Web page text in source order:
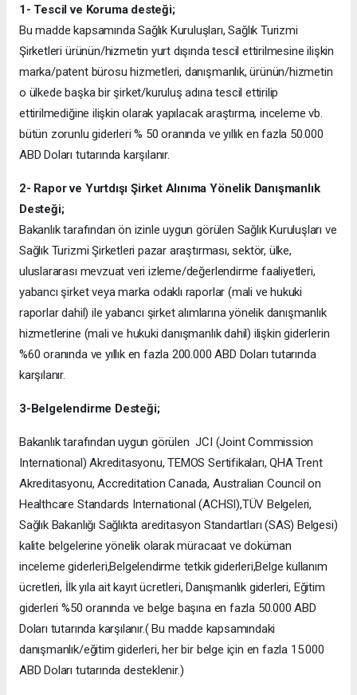
1- Tescil ve Koruma desteği;
Bu madde kapsamında Sağlık Kuruluşları, Sağlık Turizmi
Şirketleri ürünün/hizmetin yurt dışında tescil ettirilmesine ilişkin
marka/patent bürosu hizmetleri, danışmanlık, ürünün/hizmetin
o ülkede başka bir şirket/kuruluş adına tescil ettirilip
ettirilmediğine ilişkin olarak yapılacak araştırma, inceleme vb.
bütün zorunlu giderleri % 50 oranında ve yıllık en fazla 50.000
ABD Doları tutarında karşılanır.
2- Rapor ve Yurtdışı Şirket Alınıma Yönelik Danışmanlık
Desteği;
Bakanlık tarafından ön izinle uygun görülen Sağlık Kuruluşları ve
Sağlık Turizmi Şirketleri pazar araştırması, sektör, ülke,
uluslararası mevzuat veri izleme/değerlendirme faaliyetleri,
yabancı şirket veya marka odaklı raporlar (mali ve hukuki
raporlar dahil) ile yabancı şirket alımlarına yönelik danışmanlık
hizmetlerine (mali ve hukuki danışmanlık dahil) ilişkin giderlerin
%60 oranında ve yıllık en fazla 200.000 ABD Doları tutarında
karşılanır.
3-Belgelendirme Desteği;
Bakanlık tarafından uygun görülen JCI (Joint Commission
International) Akreditasyonu, TEMOS Sertifikaları, QHA Trent
Akreditasyonu, Accreditation Canada, Australian Council on
Healthcare Standards International (ACHSI),TÜV Belgeleri,
Sağlık Bakanlığı Sağlıkta areditasyon Standartları (SAS) Belgesi)
kalite belgelerine yönelik olarak müracaat ve doküman
inceleme giderleri,Belgelendirme tetkik giderleri,Belge kullanım
ücretleri, İlk yıla ait kayıt ücretleri, Danışmanlık giderleri, Eğitim
giderleri %50 oranında ve belge başına en fazla 50.000 ABD
Doları tutarında karşılanır.( Bu madde kapsamındaki
danışmanlık/eğitim giderleri, her bir belge için en fazla 15.000
ABD Doları tutarında desteklenir.)